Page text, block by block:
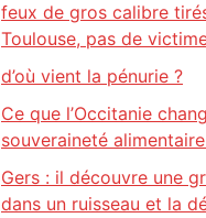
feux de gros calibre
Toulouse, pas de
d’où vient la pénurie ?
Ce que l’Occitanie
souveraineté
Gers : il découvre une
dans un ruisseau et la